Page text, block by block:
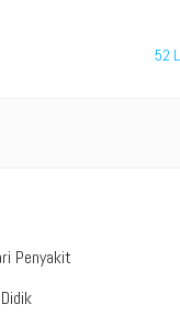
52
Penyakit